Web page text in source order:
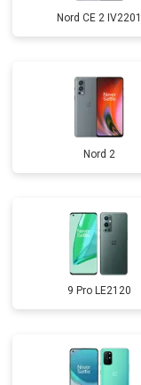
Nord CE 2 IV2201
Nord 2
9 Pro LE2120